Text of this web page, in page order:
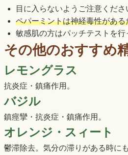
目に入らないようご注意くださ
ペパーミントは神経毒性がある
敏感肌の方はパッチテストを行
その他のおすすめ
レモングラス
抗炎症・鎮痛作用。
バジル
鎮痙攣・抗炎症・鎮痛作用。
オレンジ・スィート
鬱滞除去。気分の滞りがある時にも